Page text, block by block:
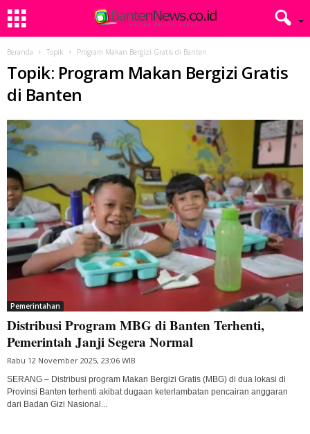
Beranda Topik Program Makan Bergizi Gratis di Banten
Topik: Program Makan Bergizi Gratis
di Banten
Pemerintahan
Distribusi Program MBG di Banten Terhenti,
Pemerintah Janji Segera Normal
Rabu 12 November 2025, 23:06 WIB
SERANG – Distribusi program Makan Bergizi Gratis (MBG) di dua lokasi di
Provinsi Banten terhenti akibat dugaan keterlambatan pencairan anggaran
dari Badan Gizi Nasional...